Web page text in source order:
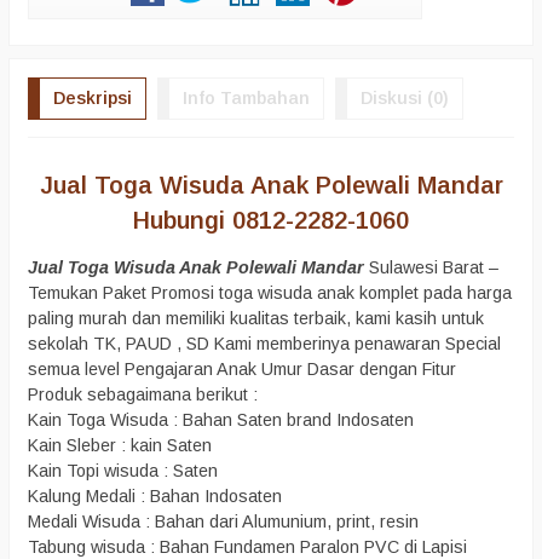
Deskripsi Info Tambahan Diskusi (0)
Jual Toga Wisuda Anak Polewali Mandar
Hubungi 0812-2282-1060
Jual Toga Wisuda Anak Polewali Mandar Sulawesi Barat –
Temukan Paket Promosi toga wisuda anak komplet pada harga
paling murah dan memiliki kualitas terbaik, kami kasih untuk
sekolah TK, PAUD , SD Kami memberinya penawaran Special
semua level Pengajaran Anak Umur Dasar dengan Fitur
Produk sebagaimana berikut :
Kain Toga Wisuda : Bahan Saten brand Indosaten
Kain Sleber : kain Saten
Kain Topi wisuda : Saten
Kalung Medali : Bahan Indosaten
Medali Wisuda : Bahan dari Alumunium, print, resin
Tabung wisuda : Bahan Fundamen Paralon PVC di Lapisi